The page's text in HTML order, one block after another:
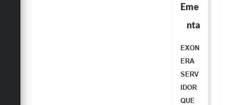
Eme
nta
EXON
ERA
SERV
IDOR
QUE